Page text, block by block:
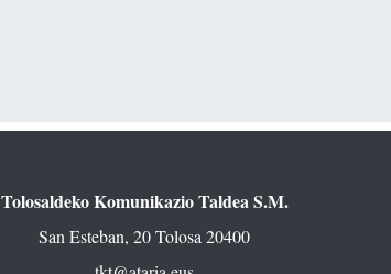
Tolosaldeko Komunikazio Taldea S.M.
San Esteban, 20 Tolosa 20400